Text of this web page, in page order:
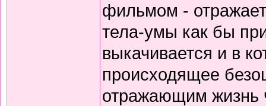
фильмом -
тела-умы как бы
выкачивается и в
происходящее
отражающим жизнь